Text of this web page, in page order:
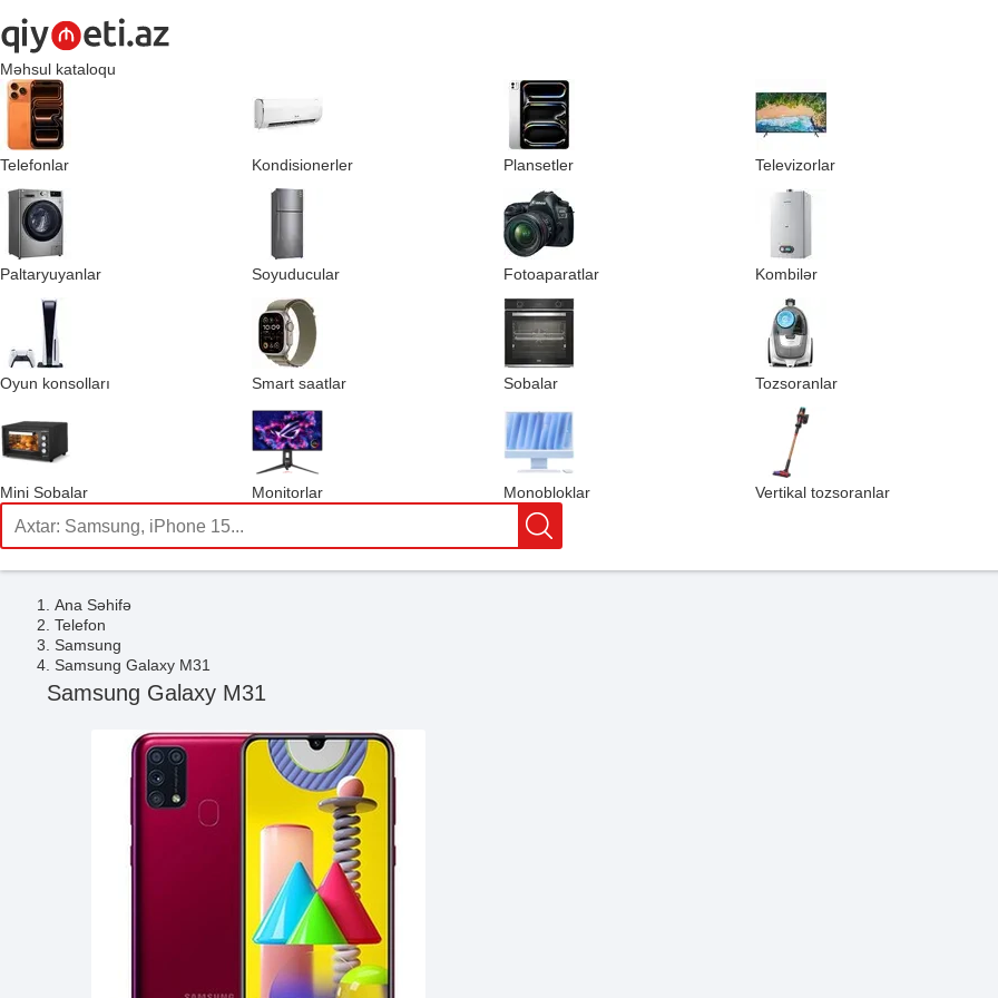
Məhsul kataloqu
Telefonlar Kondisionerler Plansetler Televizorlar
Paltaryuyanlar Soyuducular Fotoaparatlar Kombilər
Oyun konsolları Smart saatlar Sobalar Tozsoranlar
Mini Sobalar Monitorlar Monobloklar Vertikal tozsoranlar
Ana Səhifə
Telefon
Samsung
Samsung Galaxy M31
Samsung Galaxy M31